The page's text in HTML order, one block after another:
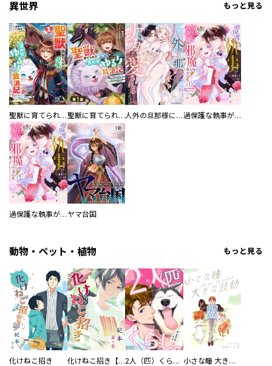
異世界 もっと見る
聖獣に育てられた少年の異世界ゆるり放浪記～神様からもらったチート魔法で、仲間たちとスローライフを満喫中～ 聖獣に育てられた少年の異世界ゆるり放浪記～神様からもらったチート魔法で、仲間たちとスローライフを満喫中～【分冊版】 人外の旦那様に娶られ毎晩ナカまで愛される…。アンソロジー 過保護な執事が私の婚活を邪魔してきます！ 分冊版
過保護な執事が私の婚活を邪魔してきます！ ヤマ台国
動物・ペット・植物 もっと見る
化けねこ招き 化けねこ招き【描きおろし付合冊版】 2人（匹）くらし。 小さな瞳 大きな鼓動